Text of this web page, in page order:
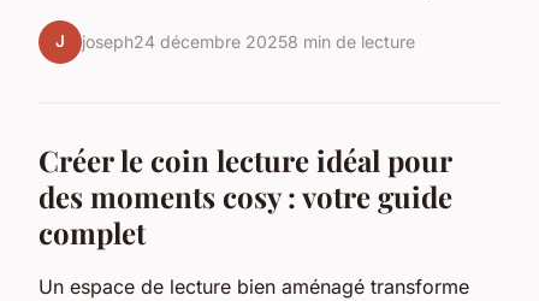
J joseph24 décembre 20258 min de lecture
Créer le coin lecture idéal pour
des moments cosy : votre guide
complet
Un espace de lecture bien aménagé transforme